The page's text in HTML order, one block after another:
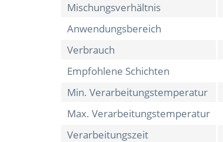
Mischungsverhältnis
Anwendungsbereich
Verbrauch
Empfohlene Schichten
Min. Verarbeitungstemperatur
Max. Verarbeitungstemperatur
Verarbeitungszeit